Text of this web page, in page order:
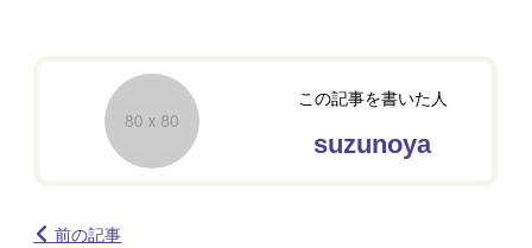
この記事を書いた人
suzunoya
前の記事